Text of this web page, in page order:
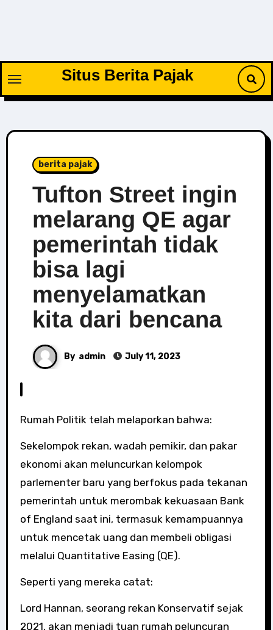
Situs Berita Pajak
berita pajak
Tufton Street ingin
melarang QE agar
pemerintah tidak
bisa lagi
menyelamatkan
kita dari bencana
By admin July 11, 2023
Rumah Politik telah melaporkan bahwa:
Sekelompok rekan, wadah pemikir, dan pakar
ekonomi akan meluncurkan kelompok
parlementer baru yang berfokus pada tekanan
pemerintah untuk merombak kekuasaan Bank
of England saat ini, termasuk kemampuannya
untuk mencetak uang dan membeli obligasi
melalui Quantitative Easing (QE).
Seperti yang mereka catat:
Lord Hannan, seorang rekan Konservatif sejak
2021, akan menjadi tuan rumah peluncuran